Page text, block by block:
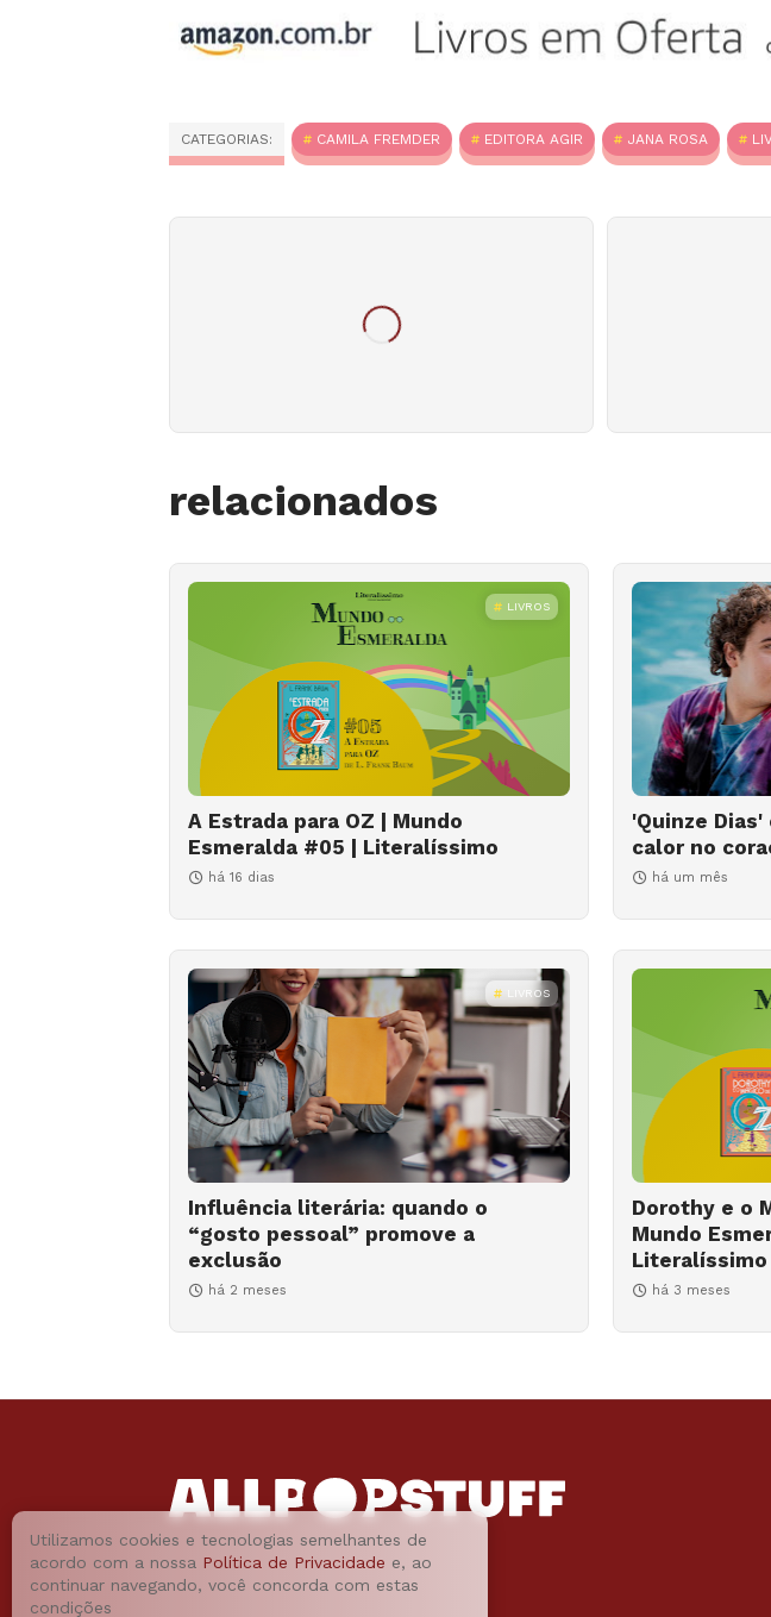
CATEGORIAS: CAMILA FREMDER EDITORA AGIR JANA ROSA
relacionados
LIVROS
A Estrada para OZ | Mundo
Esmeralda #05 | Literalíssimo
há 16 dias
'Quinze
calor no
há um mês
LIVROS
Influência literária: quando o
“gosto pessoal” promove a
exclusão
há 2 meses
Dorothy e o
Mundo
Literalíssimo
há 3 meses
Utilizamos cookies e tecnologias semelhantes de
acordo com a nossa Política de Privacidade e, ao
continuar navegando, você concorda com estas
condições